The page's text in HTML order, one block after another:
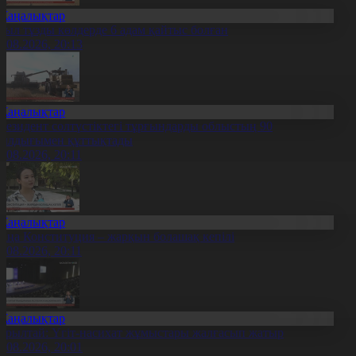
тұзды көлдерде 6 адам қайтыс болған
20:13
солтүстіктегі тұрғындарды облыстың 90
құттықтады
20:11
Конституция – жарқын болашақ кепілі
20:11
Үгіт-насихат жұмыстары жалғасып жатыр
20:01